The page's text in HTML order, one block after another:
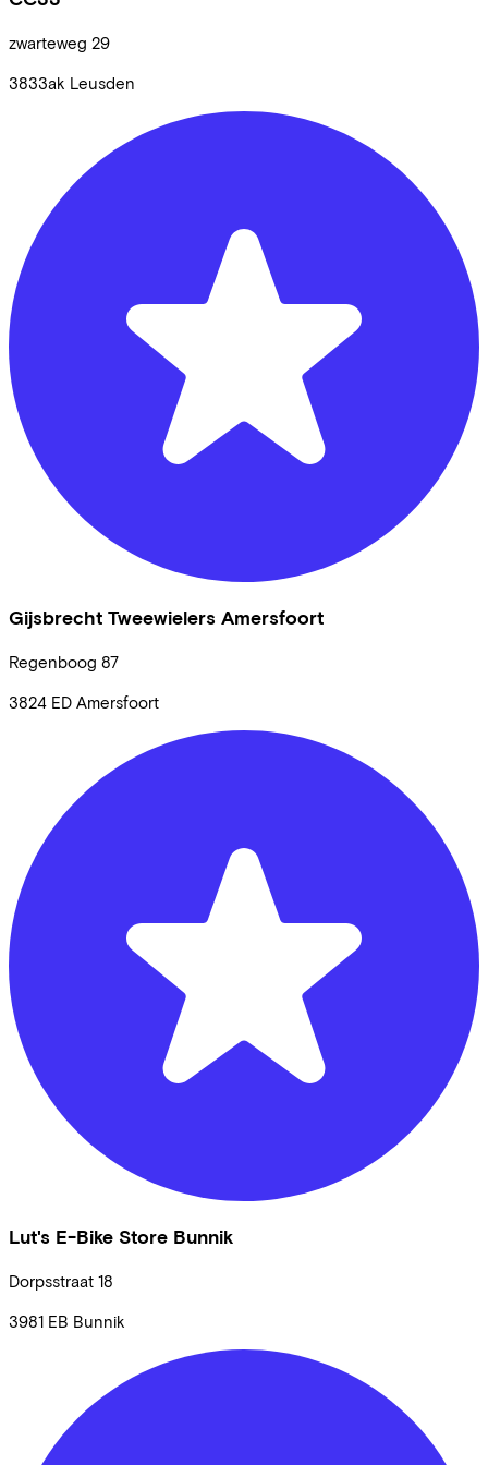
zwarteweg 29
3833ak Leusden
Gijsbrecht Tweewielers Amersfoort
Regenboog 87
3824 ED Amersfoort
Lut's E-Bike Store Bunnik
Dorpsstraat 18
3981 EB Bunnik